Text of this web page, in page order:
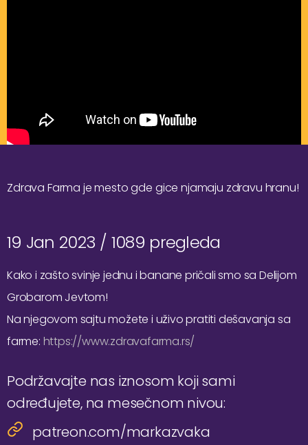
Zdrava Farma je mesto gde gice njamaju zdravu hranu!
19 Jan 2023 / 1089 pregleda
Kako i zašto svinje jednu i banane pričali smo sa Delijom
Grobarom Jevtom!
Na njegovom sajtu možete i uživo pratiti dešavanja sa
farme: https://www.zdravafarma.rs/
Podržavajte nas iznosom koji sami
određujete, na mesečnom nivou:
patreon.com/markazvaka